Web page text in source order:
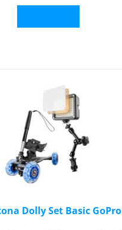
Dolly Set Basic GoPro